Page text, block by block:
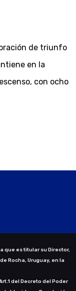
de triunfo
en la
con ocho
que es titular su Director,
Rocha, Uruguay, en la
del Decreto del Poder